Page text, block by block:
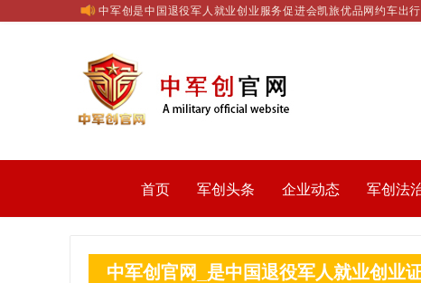
中军创是中国退役军人就业创业服务促进会凯旅优品网约车出
首页 军创头条 企业动态 军创法
中军创官网_是中国退役军人就业创业